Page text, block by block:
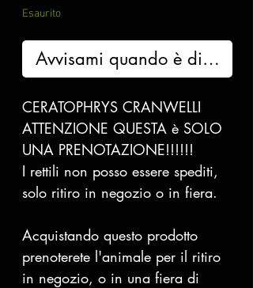
Esaurito
Avvisami quando è
CERATOPHRYS CRANWELLI
ATTENZIONE QUESTA è SOLO
UNA PRENOTAZIONE!!!!!!
I rettili non posso essere spediti,
solo ritiro in negozio o in fiera.
Acquistando questo prodotto
prenoterete l'animale per il ritiro
in negozio, o in una fiera di